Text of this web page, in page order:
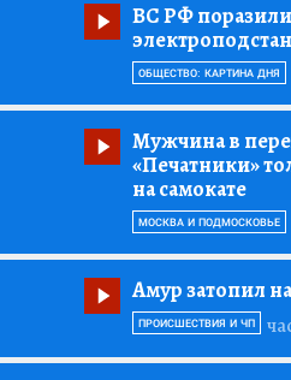
ВС РФ
ОБЩЕСТВО: КАРТИНА ДНЯ
Мужчина в
«Печатники»
на самокате
МОСКВА И ПОДМОСКОВЬЕ
Амур затопил
ПРОИСШЕСТВИЯ И ЧП